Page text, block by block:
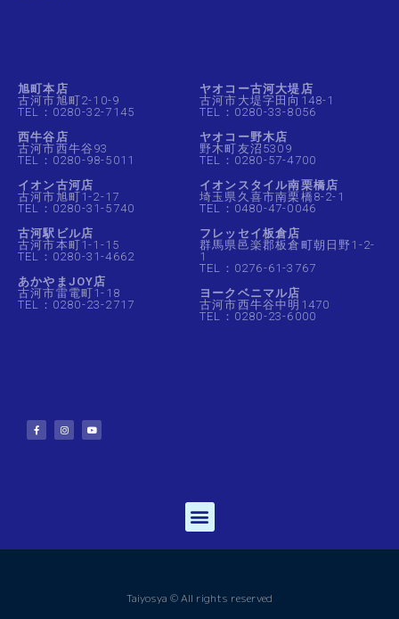
旭町本店
古河市旭町2-10-9
TEL：0280-32-7145
西牛谷店
古河市西牛谷93
TEL：0280-98-5011
イオン古河店
古河市旭町1-2-17
TEL：0280-31-5740
古河駅ビル店
古河市本町1-1-15
TEL：0280-31-4662
あかやまJOY店
古河市雷電町1-18
TEL：0280-23-2717
ヤオコー古河大堤店
古河市大堤字田向148-1
TEL：0280-33-8056
ヤオコー野木店
野木町友沼5309
TEL：0280-57-4700
イオンスタイル南栗橋店
埼玉県久喜市南栗橋8-2-1
TEL：0480-47-0046
フレッセイ板倉店
群馬県邑楽郡板倉町朝日野1-2-
1
TEL：0276-61-3767
ヨークベニマル店
古河市西牛谷中明1470
TEL：0280-23-6000
Taiyosya © All rights reserved